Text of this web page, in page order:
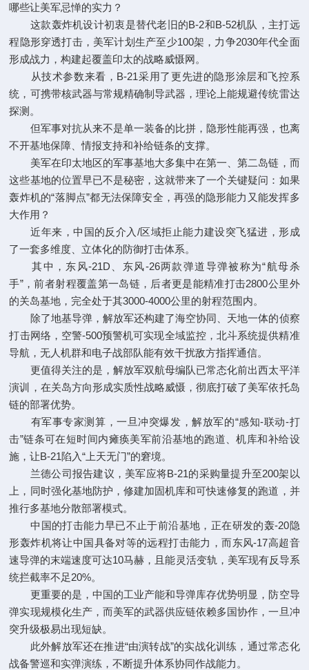
哪些让美军忌惮的实力？
这款轰炸机设计初衷是替代老旧的B-2和B-52机队，主打远
程隐形穿透打击，美军计划生产至少100架，力争2030年代全面
形成战力，构建起覆盖印太的战略威慑网。
从技术参数来看，B-21采用了更先进的隐形涂层和飞控系
统，可携带核武器与常规精确制导武器，理论上能规避传统雷达
探测。
但军事对抗从来不是单一装备的比拼，隐形性能再强，也离
不开基地保障、情报支持和补给链条的支撑。
美军在印太地区的军事基地大多集中在第一、第二岛链，而
这些基地的位置早已不是秘密，这就带来了一个关键疑问：如果
轰炸机的“落脚点”都无法保障安全，再强的隐形能力又能发挥多
大作用？
近年来，中国的反介入/区域拒止能力建设突飞猛进，形成
了一套多维度、立体化的防御打击体系。
其中，东风-21D、东风-26两款弹道导弹被称为“航母杀
手”，前者射程覆盖第一岛链，后者更是能精准打击2800公里外
的关岛基地，完全处于其3000-4000公里的射程范围内。
除了地基导弹，解放军还构建了海空协同、天地一体的侦察
打击网络，空警-500预警机可实现全域监控，北斗系统提供精准
导航，无人机群和电子战部队能有效干扰敌方指挥通信。
更值得关注的是，解放军双航母编队已常态化前出西太平洋
演训，在关岛方向形成实质性战略威慑，彻底打破了美军依托岛
链的部署优势。
有军事专家测算，一旦冲突爆发，解放军的“感知-联动-打
击”链条可在短时间内瘫痪美军前沿基地的跑道、机库和补给设
施，让B-21陷入“上天无门”的窘境。
兰德公司报告建议，美军应将B-21的采购量提升至200架以
上，同时强化基地防护，修建加固机库和可快速修复的跑道，并
推行多基地分散部署模式。
中国的打击能力早已不止于前沿基地，正在研发的轰-20隐
形轰炸机将让中国具备对等的远程打击能力，而东风-17高超音
速导弹的末端速度可达10马赫，且能灵活变轨，美军现有反导系
统拦截率不足20%。
更重要的是，中国的工业产能和导弹库存优势明显，防空导
弹实现规模化生产，而美军的武器供应链依赖多国协作，一旦冲
突升级极易出现短缺。
此外解放军还在推进“由演转战”的实战化训练，通过常态化
战备警巡和实弹演练，不断提升体系协同作战能力。